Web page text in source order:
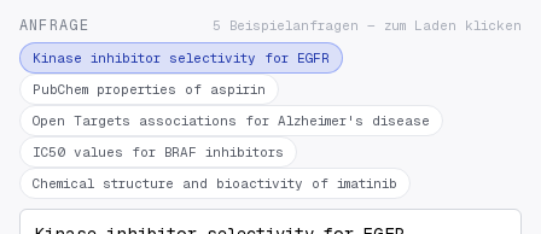
ANFRAGE 5 Beispielanfragen — zum Laden klicken
Kinase inhibitor selectivity for EGFR
PubChem properties of aspirin
Open Targets associations for Alzheimer's disease
IC50 values for BRAF inhibitors
Chemical structure and bioactivity of imatinib